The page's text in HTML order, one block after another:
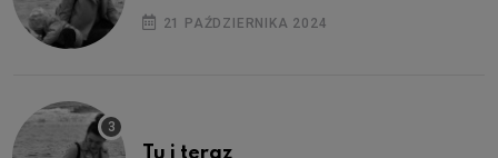
21 PAŹDZIERNIKA 2024